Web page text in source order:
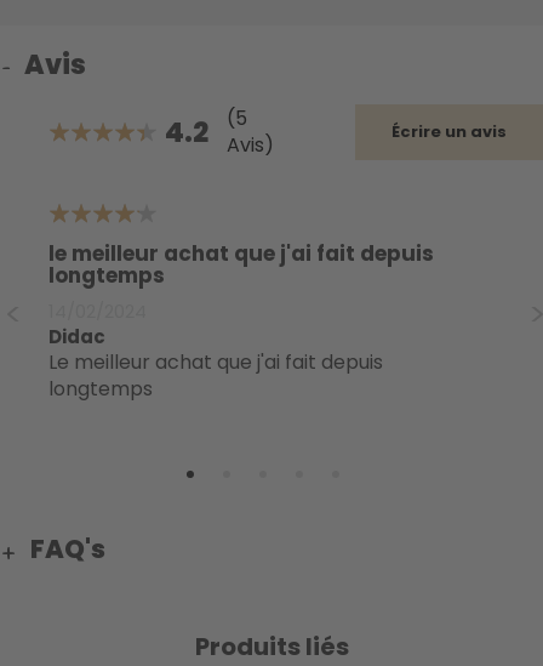
Avis
4.2
(5
Avis)
Écrire un avis
4le meilleur achat que j'ai fait depuis
longtemps
Didac
le meilleur achat que j'ai fait depuis
longtemps
FAQ's
Produits liés